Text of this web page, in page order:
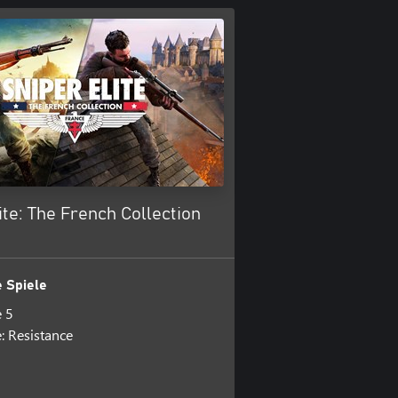
The French Collection
Spiele
5
Resistance